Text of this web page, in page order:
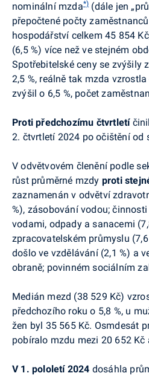
nominální mzda*)(dále jen
přepočtené počty
hospodářství celkem 45 854
(6,5 %) více než ve stejném
Spotřebitelské ceny se zvýšily
2,5 %, reálně tak mzda
zvýšil o 6,5 %, počet
Proti předchozímu čtvrtletí
2. čtvrtletí 2024 po očištění od
V odvětvovém členění podle
růst průměrné mzdy proti
zaznamenánv odvětví
%), zásobování vodou;
vodami, odpady a sanacemi
zpracovatelském průmyslu
došlo ve vzdělávání (2,1 %) a
obraně; povinném sociálním
Medián mezd (38 529 Kč)
předchozího roku o 5,8 %, u
žen byl 35 565 Kč. Osmdesát
pobíralo mzdu mezi 20 652 Kč
V 1. pololetí 2024 dosáhla